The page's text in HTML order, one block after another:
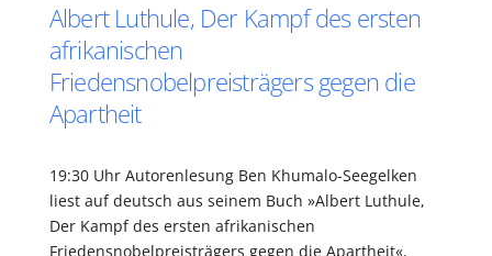
Albert Luthule, Der Kampf des ersten
afrikanischen
Friedensnobelpreisträgers gegen die
Apartheit
19:30 Uhr Autorenlesung Ben Khumalo-Seegelken
liest auf deutsch aus seinem Buch »Albert Luthule,
Der Kampf des ersten afrikanischen
Friedensnobelpreisträgers gegen die Apartheit«.